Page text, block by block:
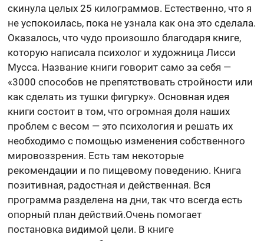
скинула целых 25 килограммов. Естественно, что я
не успокоилась, пока не узнала как она это сделала.
Оказалось, что чудо произошло благодаря книге,
которую написала психолог и художница Лисси
Мусса. Название книги говорит само за себя —
«3000 способов не препятствовать стройности или
как сделать из тушки фигурку». Основная идея
книги состоит в том, что огромная доля наших
проблем с весом — это психология и решать их
необходимо с помощью изменения собственного
мировоззрения. Есть там некоторые
рекомендации и по пищевому поведению. Книга
позитивная, радостная и действенная. Вся
программа разделена на дни, так что всегда есть
опорный план действий.Очень помогает
постановка видимой цели. В книге